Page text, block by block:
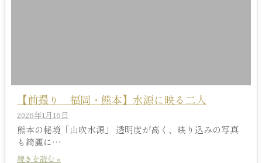
【前撮り 福岡・熊本】水源に映る二人
2026年1月16日
熊本の秘境「山吹水源」 透明度が高く、映り込みの写真
も綺麗に…
続きを読む »